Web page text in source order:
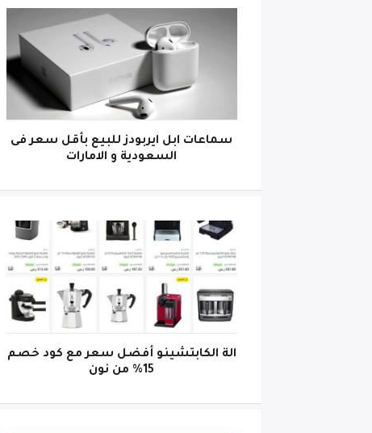
سماعات ابل ايربودز للبيع بأقل سعر فى
السعودية و الامارات
الة الكابتشينو أفضل سعر مع كود خصم
15% من نون